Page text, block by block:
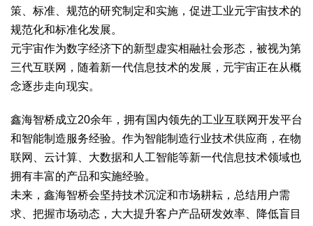
策、标准、规范的研究制定和实施，促进工业元宇宙技术的
规范化和标准化发展。
元宇宙作为数字经济下的新型虚实相融社会形态，被视为第
三代互联网，随着新一代信息技术的发展，元宇宙正在从概
念逐步走向现实。
鑫海智桥成立20余年，拥有国内领先的工业互联网开发平台
和智能制造服务经验。作为智能制造行业技术供应商，在物
联网、云计算、大数据和人工智能等新一代信息技术领域也
拥有丰富的产品和实施经验。
未来，鑫海智桥会坚持技术沉淀和市场耕耘，总结用户需
求、把握市场动态，大大提升客户产品研发效率、降低盲目